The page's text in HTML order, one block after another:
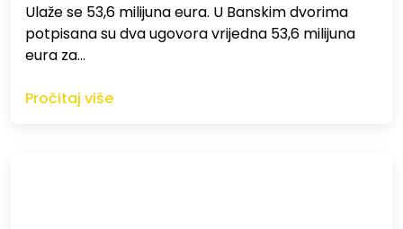
Ulaže se 53,6 milijuna eura. U Banskim dvorima
potpisana su dva ugovora vrijedna 53,6 milijuna
eura za…
Pročitaj više